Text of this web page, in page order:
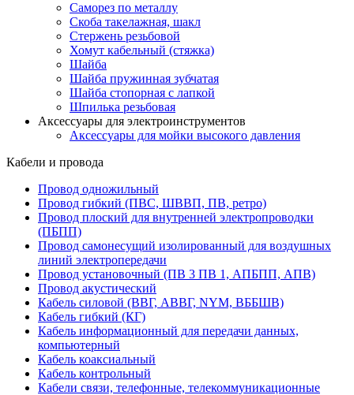
Саморез по металлу
Скоба такелажная, шакл
Стержень резьбовой
Хомут кабельный (стяжка)
Шайба
Шайба пружинная зубчатая
Шайба стопорная с лапкой
Шпилька резьбовая
Аксессуары для электроинструментов
Аксессуары для мойки высокого давления
Кабели и провода
Провод одножильный
Провод гибкий (ПВС, ШВВП, ПВ, ретро)
Провод плоский для внутренней электропроводки
(ПБПП)
Провод самонесущий изолированный для воздушных
линий электропередачи
Провод установочный (ПВ 3 ПВ 1, АПБПП, АПВ)
Провод акустический
Кабель силовой (ВВГ, АВВГ, NYM, ВББШВ)
Кабель гибкий (КГ)
Кабель информационный для передачи данных,
компьютерный
Кабель коаксиальный
Кабель контрольный
Кабели связи, телефонные, телекоммуникационные